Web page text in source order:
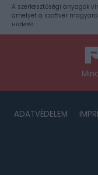
A szerkesztőségi anyagok
amelyet a szoftver
Hirdetés
ADATVÉDELEM